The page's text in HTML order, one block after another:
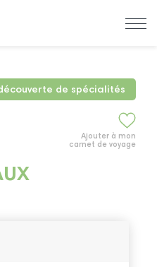
de spécialités
Ajouter à mon
carnet de voyage